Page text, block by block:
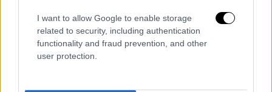
I want to allow Google to enable storage
related to security, including authentication
functionality and fraud prevention, and other
user protection.
«Δεν πίστευα πως θα ξαναδώ το πρόσωπό
μου σε λάβαρο.Κι όμως… σαν να μην πέρασε
ούτε μία μέρα. Η επιστροφή μόλις άρχισε…
10 Ιουλίου η πρώτη μου εμφάνιση στην